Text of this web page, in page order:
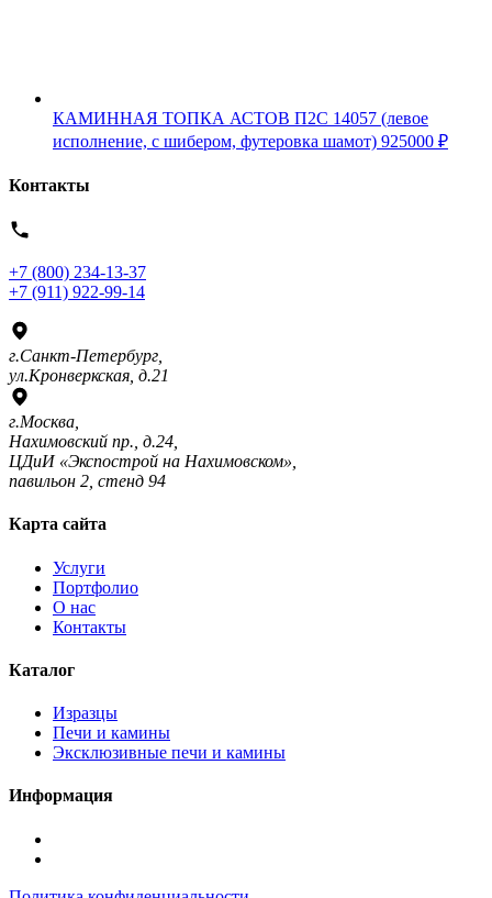
КАМИННАЯ ТОПКА АСТОВ П2С 14057 (левое
исполнение, с шибером, футеровка шамот) 925000 ₽
Контакты
+7 (800) 234-13-37
+7 (911) 922-99-14
г.Санкт-Петербург,
ул.Кронверкская, д.21
г.Москва,
Нахимовский пр., д.24,
ЦДиИ «Экспострой на Нахимовском»,
павильон 2, стенд 94
Карта сайта
Услуги
Портфолио
О нас
Контакты
Каталог
Изразцы
Печи и камины
Эксклюзивные печи и камины
Информация